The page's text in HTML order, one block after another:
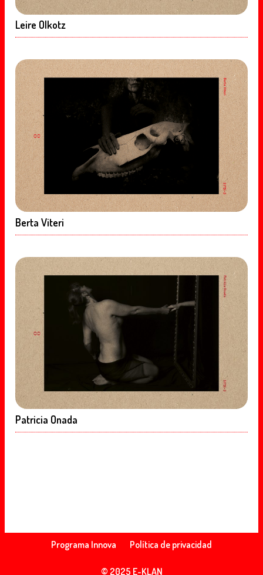
Leire Olkotz
Berta Viteri
Patricia Onada
Programa Innova Política de privacidad
© 2025 E-KLAN